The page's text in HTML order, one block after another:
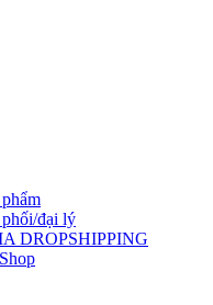
đại lý
DROPSHIPPING